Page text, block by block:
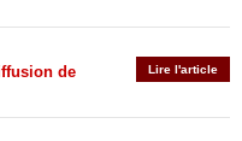
Lire l'article
de